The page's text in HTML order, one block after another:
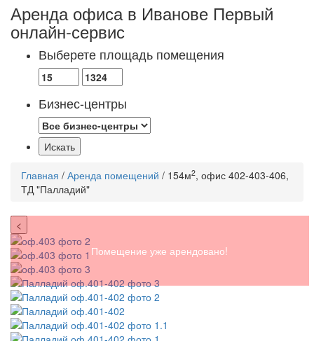
Аренда офиса в Иванове Первый
онлайн-сервис
Выберете площадь помещения
Бизнес-центры
Главная / Аренда помещений / 154м2, офис 402-403-406,
ТД "Палладий"
Помещение уже арендовано!
<